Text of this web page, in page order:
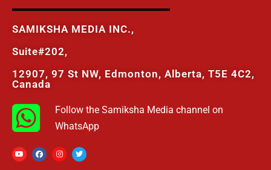
SAMIKSHA MEDIA INC.,
Suite#202,
12907, 97 St NW, Edmonton, Alberta, T5E 4C2,
Canada
Follow the Samiksha Media channel on
WhatsApp